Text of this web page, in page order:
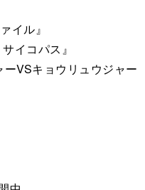
イル』
イコパス』
VSキョウリュウジャー